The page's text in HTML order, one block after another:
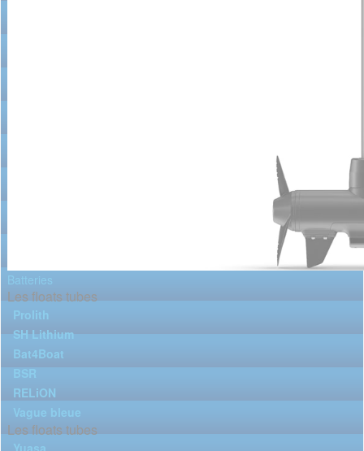
Batteries
Les floats tubes
Prolith
SH Lithium
Bat4Boat
BSR
RELiON
Vague bleue
Les floats tubes
Yuasa